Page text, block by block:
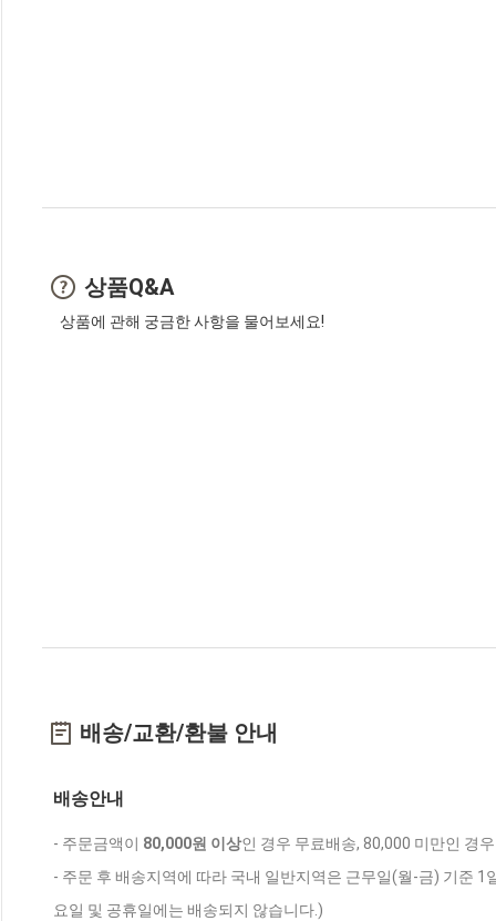
상품Q&A
상품에 관해 궁금한 사항을 물어보세요!
배송/교환/환불 안내
배송안내
- 주문금액이 80,000원 이상인 경우 무료배송, 80,000 미만인 경
- 주문 후 배송지역에 따라 국내 일반지역은 근무일(월-금) 기준
요일 및 공휴일에는 배송되지 않습니다.)